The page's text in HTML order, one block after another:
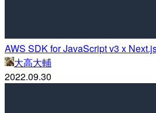
AWS SDK for JavaScript v3 x
大高大輔
2022.09.30